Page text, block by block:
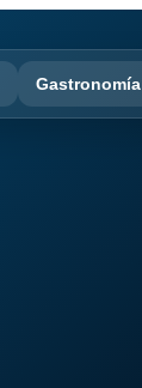
Gastronomía